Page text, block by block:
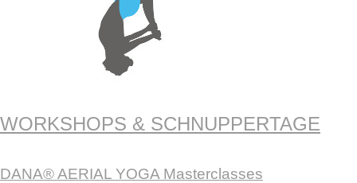
WORKSHOPS & SCHNUPPERTAGE
DANA® AERIAL YOGA Masterclasses